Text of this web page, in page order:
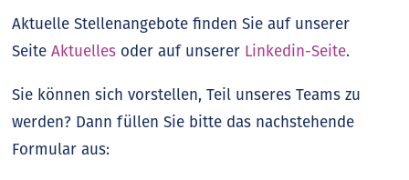
Aktuelle Stellenangebote finden Sie auf unserer
SeiteAktuelles oder auf unserer Linkedin-Seite.
Sie können sich vorstellen, Teil unseres Teams zu
werden? Dann füllen Sie bitte das nachstehende
Formular aus: